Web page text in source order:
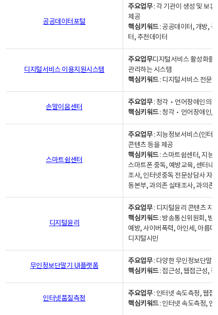
공공데이터포털
주요업무: 각 기관이 생성 및 보
제공
핵심키워드: 공공데이터, 개방,
터, 추천데이터
디지털서비스 이용지원시스템
주요업무디지털서비스 활성화를
관리하는 시스템
핵심키워드: 디지털서비스 전문
손말이음센터
주요업무: 청각‧언어장애인의
핵심키워드: 청각‧언어장애인,
스마트쉼센터
주요업무: 지능정보서비스(인터
콘텐츠 등을 제공
핵심키워드: 스마트쉼센터, 지능
스마트폰 중독, 예방교육, 센터내
조사, 인터넷중독 전문상담사 자
동본부, 과의존 실태조사, 과의존
디지털윤리
주요업무: 디지털윤리 콘텐츠 지
핵심키워드: 방송통신위원회, 방
예방, 사이버폭력, 아인세, 아름
디지털시민
무인정보단말기 UI플랫폼
주요업무: 다양한 무인정보단말
핵심키워드: 접근성, 웹접근성,
인터넷품질측정
주요업무: 인터넷 속도측정, 웹접
핵심키워드: 인터넷 속도측정, 인